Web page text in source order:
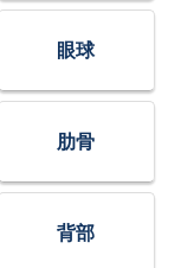
眼球
肋骨
背部